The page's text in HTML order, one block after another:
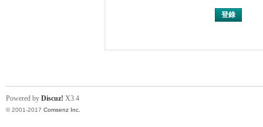
登錄
Powered by Discuz! X3.4
© 2001-2017 Comsenz Inc.